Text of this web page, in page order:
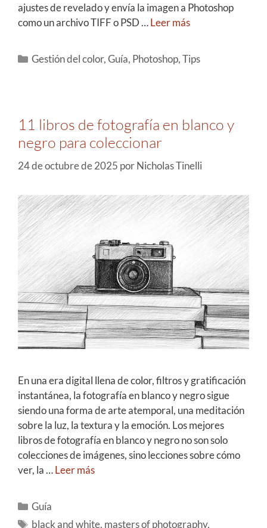
ajustes de revelado y envía la imagen a Photoshop
como un archivo TIFF o PSD …Leer más
Gestión del color,Guía, Photoshop,Tips
11 libros de fotografía en blanco y
negro para coleccionar
24 de octubre de 2025 porNicholas Tinelli
En una era digital llena de color, filtros y gratificación
instantánea, la fotografía en blanco y negro sigue
siendo una forma de arte atemporal, una meditación
sobre la luz, la textura y la emoción. Los mejores
libros de fotografía en blanco y negro no son solo
colecciones de imágenes, sino lecciones sobre cómo
ver, la …Leer más
Guía
black and white, masters of photography,